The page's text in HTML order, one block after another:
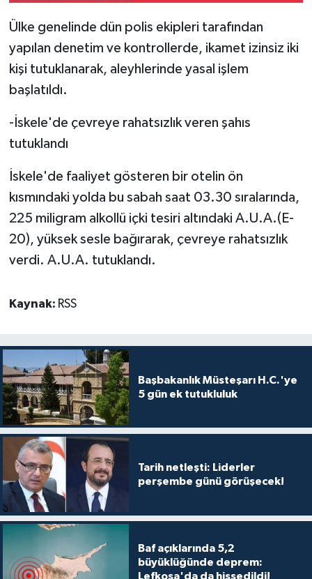
Ülke genelinde dün polis ekipleri tarafından
yapılan denetim ve kontrollerde, ikamet izinsiz iki
kişi tutuklanarak, aleyhlerinde yasal işlem
başlatıldı.
-İskele'de çevreye rahatsızlık veren şahıs
tutuklandı
İskele'de faaliyet gösteren bir otelin ön
kısmındaki yolda bu sabah saat 03.30 sıralarında,
225 miligram alkollü içki tesiri altındaki A.U.A.(E-
20), yüksek sesle bağırarak, çevreye rahatsızlık
verdi. A.U.A. tutuklandı.
Kaynak: RSS
Başbakanlık Müsteşarı H.C.'ye
5 gün ek tutukluluk
Tarih netleşti: Liderler
perşembe günü görüşecek!
Baf açıklarında 5,2
büyüklüğünde deprem:
Lefkoşa'da da hissedildi!